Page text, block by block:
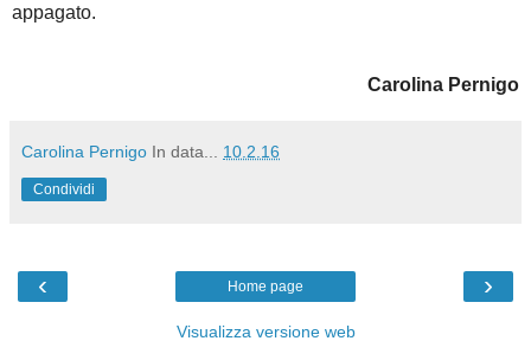
appagato.
Carolina Pernigo
Carolina Pernigo In data... 10.2.16
Condividi
‹ ›
Home page
Visualizza versione web